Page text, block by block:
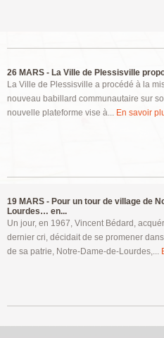
26 MARS - La Ville de Plessisville
La Ville de Plessisville a procédé à la
nouveau babillard communautaire sur
nouvelle plateforme vise à... En savoir
19 MARS - Pour un tour de village de
Lourdes… en...
Un jour, en 1967, Vincent Bédard,
dernier cri, décidait de se promener
de sa patrie, Notre-Dame-de-Lourdes,...